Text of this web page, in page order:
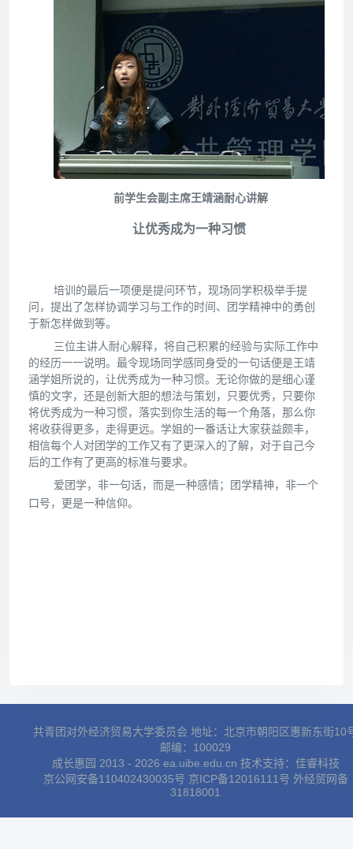
前学生会副主席王靖涵耐心讲解
让优秀成为一种习惯
培训的最后一项便是提问环节，现场同学积极举手提
问，提出了怎样协调学习与工作的时间、团学精神中的勇创
于新怎样做到等。
三位主讲人耐心解释，将自己积累的经验与实际工作中
的经历一一说明。最令现场同学感同身受的一句话便是王靖
涵学姐所说的，让优秀成为一种习惯。无论你做的是细心谨
慎的文字，还是创新大胆的想法与策划，只要优秀，只要你
将优秀成为一种习惯，落实到你生活的每一个角落，那么你
将收获得更多，走得更远。学姐的一番话让大家获益颇丰，
相信每个人对团学的工作又有了更深入的了解，对于自己今
后的工作有了更高的标准与要求。
爱团学，非一句话，而是一种感情；团学精神，非一个
口号，更是一种信仰。
共青团对外经济贸易大学委员会 地址：北京市朝阳区惠新东街10
邮编：100029
成长惠园 2013 - 2026 ea.uibe.edu.cn 技术支持： 佳睿科技
京公网安备110402430035号 京ICP备12016111号 外经贸网备
31818001